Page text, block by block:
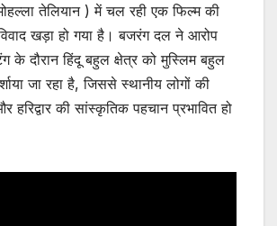
तेलियान ) में चल रही एक फिल्म की
खड़ा हो गया है। बजरंग दल ने आरोप
के दौरान हिंदू बहुल क्षेत्र को मुस्लिम बहुल
जा रहा है, जिससे स्थानीय लोगों की
हरिद्वार की सांस्कृतिक पहचान प्रभावित हो